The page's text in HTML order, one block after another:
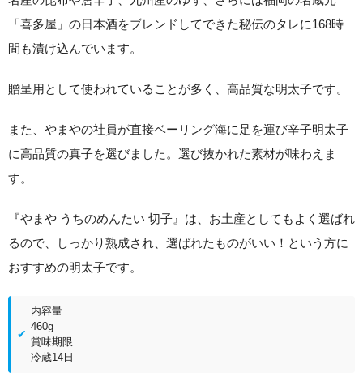
「喜多屋」の日本酒をブレンドしてできた秘伝のタレに168時
間も漬け込んでいます。
贈呈用として使われていることが多く、高品質な明太子です。
また、やまやの社員が直接ベーリング海に足を運び辛子明太子
に高品質の真子を選びました。選び抜かれた素材が味わえま
す。
『やまや うちのめんたい 切子』は、お土産としてもよく選ばれ
るので、しっかり熟成され、選ばれたものがいい！という方に
おすすめの明太子です。
内容量
460g
賞味期限
冷蔵14日